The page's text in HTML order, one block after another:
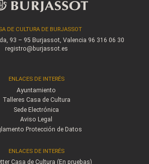
DE CULTURA DE BURJASSOT
93 – 95 Burjassot, Valencia 96 316 06 30
registro@burjassot.es
ENLACES DE INTERÉS
Ayuntamiento
Talleres Casa de Cultura
Sede Electrónica
Aviso Legal
Protección de Datos
ENLACES DE INTERÉS
Casa de Cultura (En pruebas)